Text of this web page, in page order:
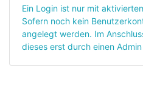
Ein Login ist nur mit
Sofern noch kein
angelegt werden. Im
dieses erst durch einen